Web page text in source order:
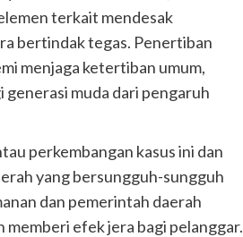
terkait mendesak
bertindak tegas. Penertiban
menjaga ketertiban umum,
muda dari pengaruh
perkembangan kasus ini dan
yang bersungguh-sungguh
dan pemerintah daerah
efek jera bagi pelanggar.